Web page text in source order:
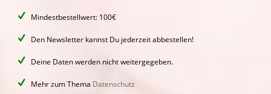
Mindestbestellwert: 100€
Den Newsletter kannst Du jederzeit abbestellen!
Deine Daten werden nicht weitergegeben.
Mehr zum Thema Datenschutz